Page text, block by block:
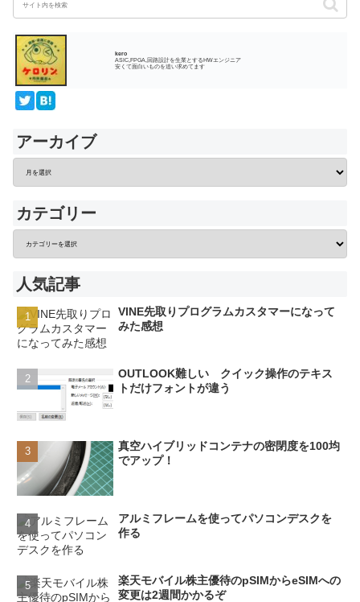
kero
ASIC,FPGA,回路設計を生業とするHWエンジニア
安くて面白いものを追い求めてます
アーカイブ
カテゴリー
人気記事
VINE先取りプログラムカスタマーになって
みた感想
OUTLOOK難しい クイック操作のテキス
トだけフォントが違う
真空ハイブリッドコンテナの密閉度を100均
でアップ！
アルミフレームを使ってパソコンデスクを
作る
楽天モバイル株主優待のpSIMからeSIMへの
変更は2週間かかるぞ